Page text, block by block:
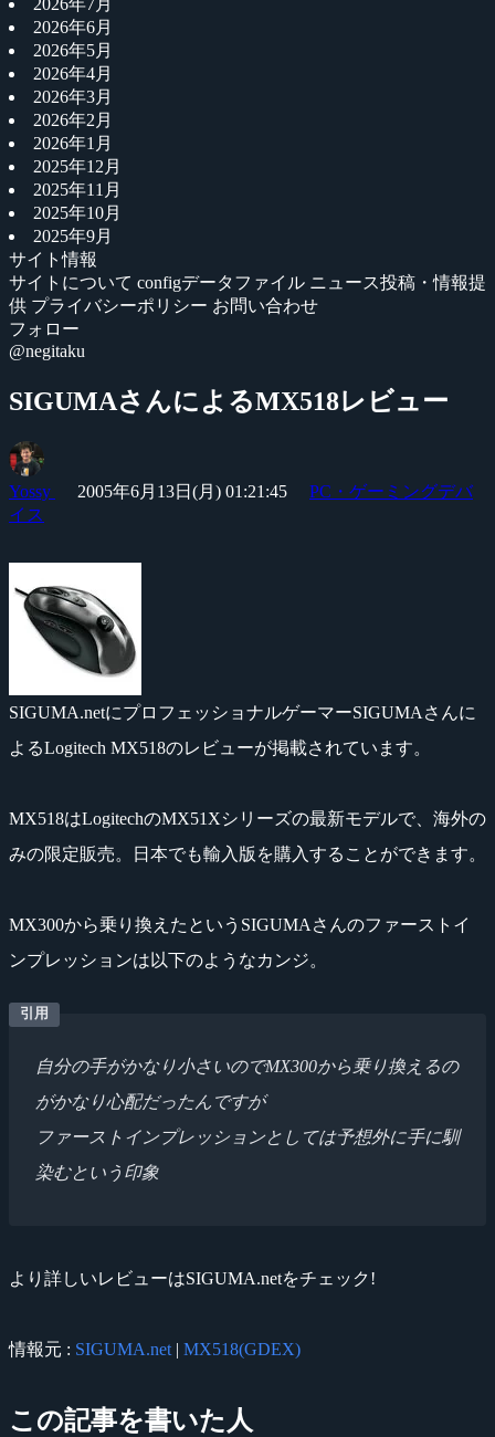
2026年7月
2026年6月
2026年5月
2026年4月
2026年3月
2026年2月
2026年1月
2025年12月
2025年11月
2025年10月
2025年9月
サイト情報
サイトについて configデータファイル ニュース投稿・情報提
供 プライバシーポリシー お問い合わせ
フォロー
@negitaku
SIGUMAさんによるMX518レビュー
Yossy 2005年6月13日(月) 01:21:45
PC・ゲーミングデバ
イス
SIGUMA.netにプロフェッショナルゲーマーSIGUMAさんに
よるLogitech MX518のレビューが掲載されています。
MX518はLogitechのMX51Xシリーズの最新モデルで、海外の
みの限定販売。日本でも輸入版を購入することができます。
MX300から乗り換えたというSIGUMAさんのファーストイ
ンプレッションは以下のようなカンジ。
自分の手がかなり小さいのでMX300から乗り換えるの
がかなり心配だったんですが
ファーストインプレッションとしては予想外に手に馴
染むという印象
より詳しいレビューはSIGUMA.netをチェック!
情報元 : SIGUMA.net | MX518(GDEX)
この記事を書いた人